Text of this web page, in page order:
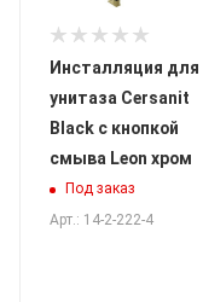
Инсталляция для
унитаза Cersanit
Black с кнопкой
смыва Leon хром
Под заказ
Арт.: 14-2-222-4